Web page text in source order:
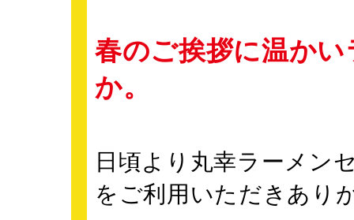
春のご挨拶に温か
か。
日頃より丸幸ラーメン
をご利用いただきあり